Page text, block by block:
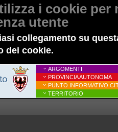
i cookie per
utente
collegamento su
dei cookie.
ARGOMENTI
PROVINCIA AUTONOMA
PUNTO INFORMATIVO
TERRITORIO